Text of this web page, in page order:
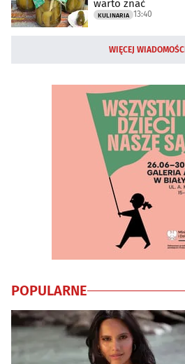
warto znać
KULINARIA 13:40
WIĘCEJ WIADOMOŚCI
POPULARNE